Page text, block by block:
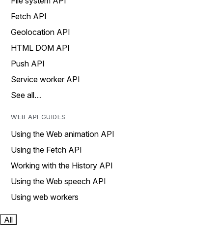
Fetch API
Geolocation API
HTML DOM API
Push API
Service worker API
See all…
WEB API GUIDES
Using the Web animation API
Using the Fetch API
Working with the History API
Using the Web speech API
Using web workers
All